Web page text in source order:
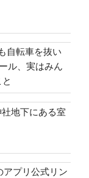
自転車を抜い
ル、実はみん
地下にある室
アプリ公式リン